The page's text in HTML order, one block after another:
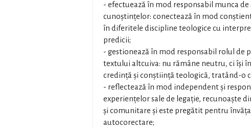
- efectuează în mod responsabil munca
cunoștințelor: conectează în mod
în diferitele discipline teologice cu
predicii;
- gestionează în mod responsabil rolul de
textului altcuiva: nu rămâne neutru, ci își
credință și conștiință teologică, tratând-o
- reflectează în mod independent și
experiențelor sale de legație, recunoaște
și comunitare și este pregătit pentru
autocorectare;